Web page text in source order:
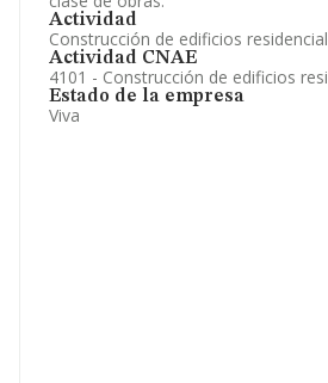
Actividad
Construcción de edificios
Actividad CNAE
4101 - Construcción de edificios
Estado de la empresa
Viva